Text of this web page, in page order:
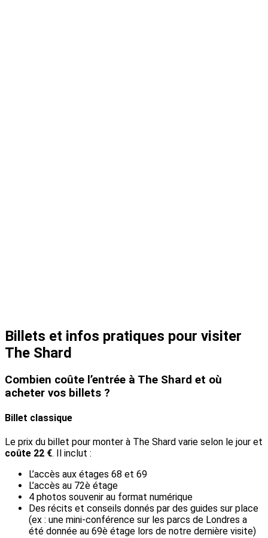
Billets et infos pratiques pour visiter
The Shard
Combien coûte l’entrée à The Shard et où
acheter vos billets ?
Billet classique
Le prix du billet pour monter à The Shard varie selon le jour et
coûte 22 €. Il inclut :
L’accès aux étages 68 et 69
L’accès au 72è étage
4 photos souvenir au format numérique
Des récits et conseils donnés par des guides sur place
(ex : une mini-conférence sur les parcs de Londres a
été donnée au 69è étage lors de notre dernière visite)